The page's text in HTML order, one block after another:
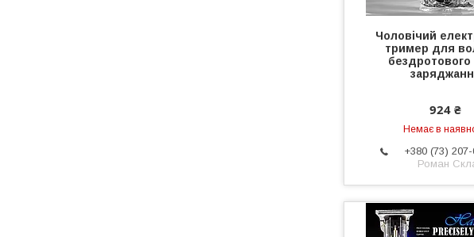
Чоловічий
тример для
бездротового
924 ₴
Немає в
+380 (73)
Роман